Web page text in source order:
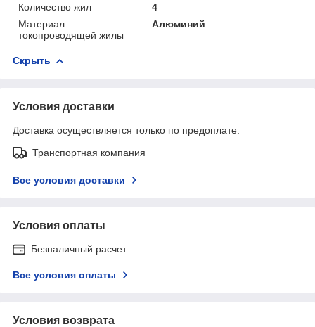
Количество жил
4
Материал
токопроводящей жилы
Алюминий
Скрыть
Условия доставки
Доставка осуществляется только по предоплате.
Транспортная компания
Все условия доставки
Условия оплаты
Безналичный расчет
Все условия оплаты
Условия возврата